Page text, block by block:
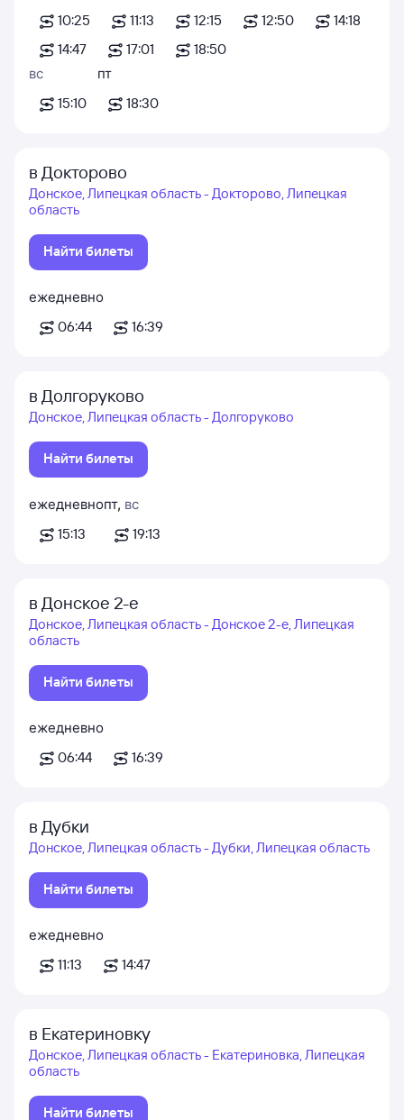
10:25
11:13 12:15 12:50
14:18
14:47
17:01
18:50
вс
15:10
пт
18:30
в Докторово
Донское, Липецкая область - Докторово, Липецкая
область
Найти билеты
ежедневно
06:44
16:39
в Долгоруково
Донское, Липецкая область - Долгоруково
Найти билеты
ежедневно
15:13
пт, вс
19:13
в Донское 2-е
Донское, Липецкая область - Донское 2-е, Липецкая
область
Найти билеты
ежедневно
06:44
16:39
в Дубки
Донское, Липецкая область - Дубки, Липецкая область
Найти билеты
ежедневно
11:13
14:47
в Екатериновку
Донское, Липецкая область - Екатериновка, Липецкая
область
Найти билеты